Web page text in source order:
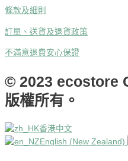
條款及細則
訂單、送貨及退貨政策
不滿意退費安心保證
© 2023 ecostore
版權所有。
香港中文
English (New Zealand)